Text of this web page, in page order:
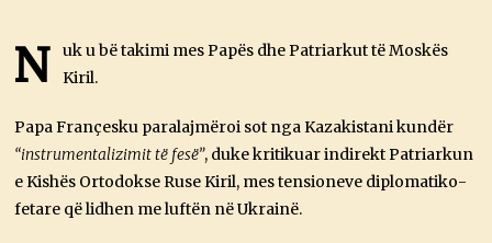
T
A
,
2
0
2
2
N
uk u bë takimi mes Papës dhe Patriarkut të Moskës
Kiril.
Papa Françesku paralajmëroi sot nga Kazakistani kundër
“instrumentalizimit të fesë”, duke kritikuar indirekt Patriarkun
e Kishës Ortodokse Ruse Kiril, mes tensioneve diplomatiko-
fetare që lidhen me luftën në Ukrainë.